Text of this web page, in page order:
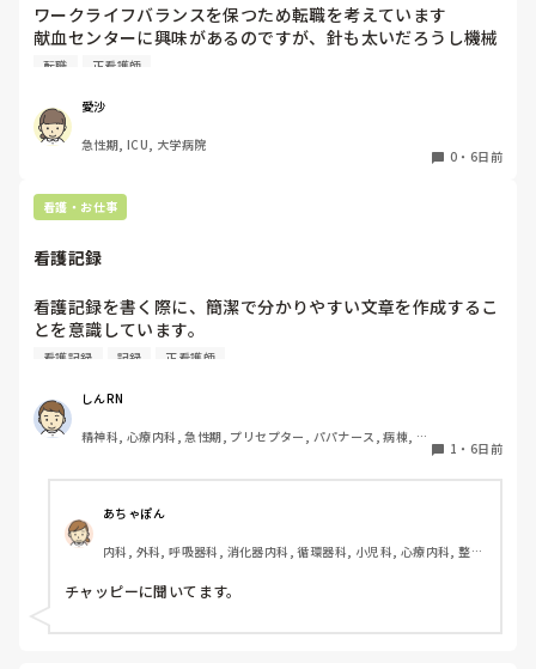
ワークライフバランスを保つため転職を考えています
献血センターに興味があるのですが、針も太いだろうし機械
操作あるしイメージが湧きません
など教えていただきたいです！
転職 正看護師
愛沙
急性期, ICU, 大学病院
0 ・ 6日前
看護・お仕事
看護記録
看護記録を書く際に、簡潔で分かりやすい文章を作成するこ
とを意識しています。
しかし忙しい日は、必要な情報を漏れなく記録することとの
皆さんは看護記録を効率よく作成するために工夫しているこ
とはありますか。
看護記録 記録 正看護師
しんRN
精神科, 心療内科, 急性期, プリセプター, パパナース, 病棟, 老
1 ・ 6日前
あちゃぽん
内科, 外科, 呼吸器科, 消化器内科, 循環器科, 小児科, 心療内科, 整形
合診療科, 救急科, 超急性期, ICU, CCU, HCU, その他の科, ママナー
ス, 外来, 神経内科, 脳神経外科, NICU, 消化器外科, 一般病院, 慢性
チャッピーに聞いてます。